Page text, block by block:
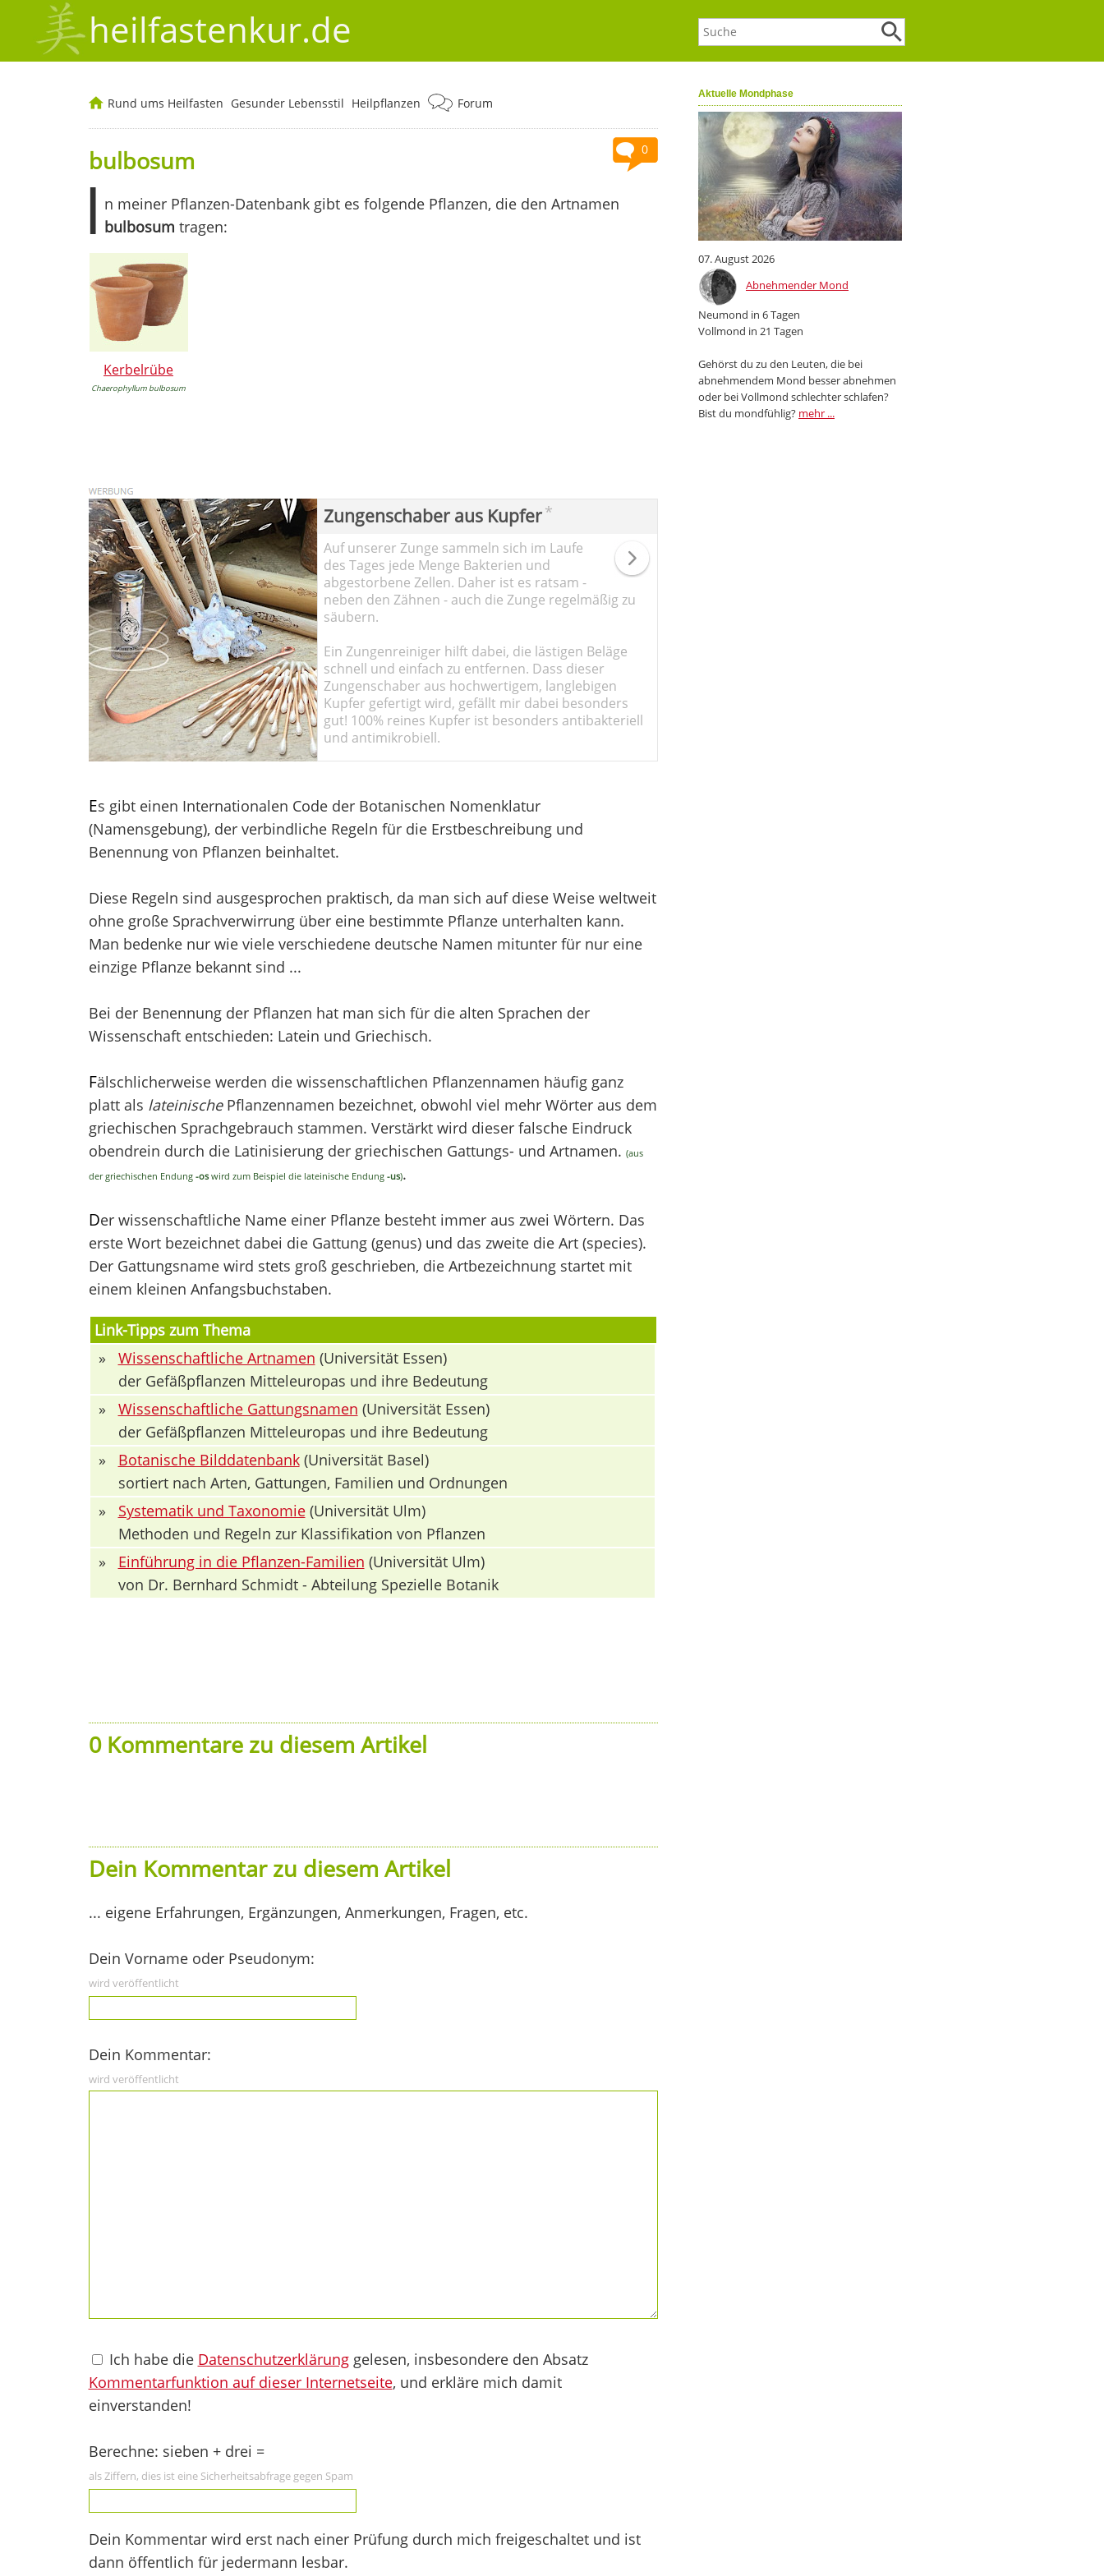
heilfastenkur.de
Aktuelle Mondphase
07. August 2026
Abnehmender Mond
Neumond in 6 Tagen
Vollmond in 21 Tagen
Gehörst du zu den Leuten, die bei
abnehmendem Mond besser abnehmen
oder bei Vollmond schlechter schlafen?
Bist du mondfühlig? mehr ...
Rund ums Heilfasten Gesunder Lebensstil Heilpflanzen Forum
0
bulbosum
I n meiner Pflanzen-Datenbank gibt es folgende Pflanzen, die den Artnamen
bulbosum tragen:
Kerbelrübe
Chaerophyllum bulbosum
Zungenschaber aus Kupfer*
Auf unserer Zunge sammeln sich im Laufe
des Tages jede Menge Bakterien und
abgestorbene Zellen. Daher ist es ratsam -
neben den Zähnen - auch die Zunge regelmäßig zu
säubern.
Ein Zungenreiniger hilft dabei, die lästigen Beläge
schnell und einfach zu entfernen. Dass dieser
Zungenschaber aus hochwertigem, langlebigen
Kupfer gefertigt wird, gefällt mir dabei besonders
gut! 100% reines Kupfer ist besonders antibakteriell
und antimikrobiell.
Es gibt einen Internationalen Code der Botanischen Nomenklatur
(Namensgebung), der verbindliche Regeln für die Erstbeschreibung und
Benennung von Pflanzen beinhaltet.
Diese Regeln sind ausgesprochen praktisch, da man sich auf diese Weise weltweit
ohne große Sprachverwirrung über eine bestimmte Pflanze unterhalten kann.
Man bedenke nur wie viele verschiedene deutsche Namen mitunter für nur eine
einzige Pflanze bekannt sind ...
Bei der Benennung der Pflanzen hat man sich für die alten Sprachen der
Wissenschaft entschieden: Latein und Griechisch.
Fälschlicherweise werden die wissenschaftlichen Pflanzennamen häufig ganz
platt als lateinischePflanzennamen bezeichnet, obwohl viel mehr Wörter aus dem
griechischen Sprachgebrauch stammen. Verstärkt wird dieser falsche Eindruck
obendrein durch die Latinisierung der griechischen Gattungs- und Artnamen. (aus
der griechischen Endung -oswird zum Beispiel die lateinische Endung -us).
Der wissenschaftliche Name einer Pflanze besteht immer aus zwei Wörtern. Das
erste Wort bezeichnet dabei die Gattung (genus) und das zweite die Art (species).
Der Gattungsname wird stets groß geschrieben, die Artbezeichnung startet mit
einem kleinen Anfangsbuchstaben.
Link-Tipps zum Thema
»
Wissenschaftliche Artnamen (Universität Essen)
der Gefäßpflanzen Mitteleuropas und ihre Bedeutung
»
Wissenschaftliche Gattungsnamen (Universität Essen)
der Gefäßpflanzen Mitteleuropas und ihre Bedeutung
»
Botanische Bilddatenbank(Universität Basel)
sortiert nach Arten, Gattungen, Familien und Ordnungen
»
Systematik und Taxonomie(Universität Ulm)
Methoden und Regeln zur Klassifikation von Pflanzen
»
Einführung in die Pflanzen-Familien (Universität Ulm)
von Dr. Bernhard Schmidt - Abteilung Spezielle Botanik
0 Kommentare zu diesem Artikel
Dein Kommentar zu diesem Artikel
... eigene Erfahrungen, Ergänzungen, Anmerkungen, Fragen, etc.
Dein Vorname oder Pseudonym:
wird veröffentlicht
Dein Kommentar:
wird veröffentlicht
Ich habe die Datenschutzerklärunggelesen, insbesondere den Absatz
Kommentarfunktion auf dieser Internetseite, und erkläre mich damit
einverstanden!
Berechne: sieben + drei =
als Ziffern, dies ist eine Sicherheitsabfrage gegen Spam
Dein Kommentar wird erst nach einer Prüfung durch mich freigeschaltet und ist
dann öffentlich für jedermann lesbar.